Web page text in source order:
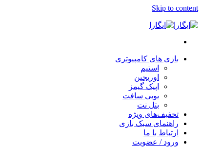
Skip to content
بازی های کامپیوتری
استیم
اوریجین
اپیک گیمز
یوبی سافت
بتل نت
تخفیف‌های ویژه
راهنمای سبک بازی
ارتباط با ما
ورود / عضویت